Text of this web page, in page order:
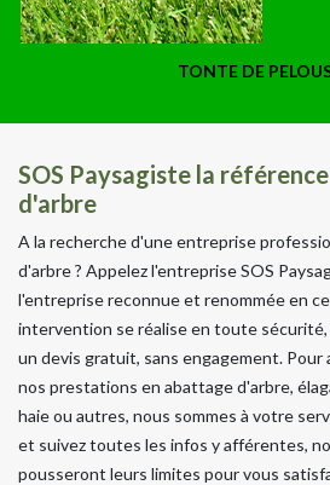
TONTE DE
SOS Paysagiste la
d'arbre
A la recherche d'une entreprise
d'arbre ? Appelez l'entreprise SOS
l'entreprise reconnue et renommée en
intervention se réalise en toute
un devis gratuit, sans engagement. Pour
nos prestations en abattage d'arbre,
haie ou autres, nous sommes à votre
et suivez toutes les infos y afférentes,
pousseront leurs limites pour vous